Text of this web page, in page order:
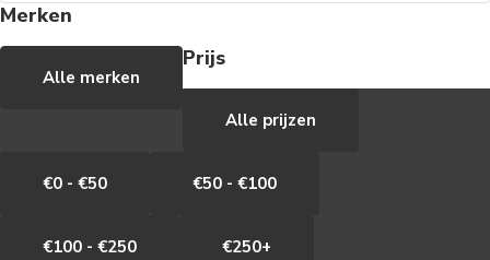
Merken
Alle merken
Prijs
Alle prijzen
€0 - €50 €50 - €100
€100 - €250 €250+